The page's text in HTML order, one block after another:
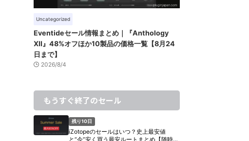
Uncategorized
Eventideセール情報まとめ｜『Anthology
XII』48%オフほか10製品の価格一覧【8月24
日まで】
2026/8/4
もうすぐ終了のセール
残り10日
iZotopeのセールはいつ？史上最安値
と“今”安く買う最安ルートまとめ【随時更